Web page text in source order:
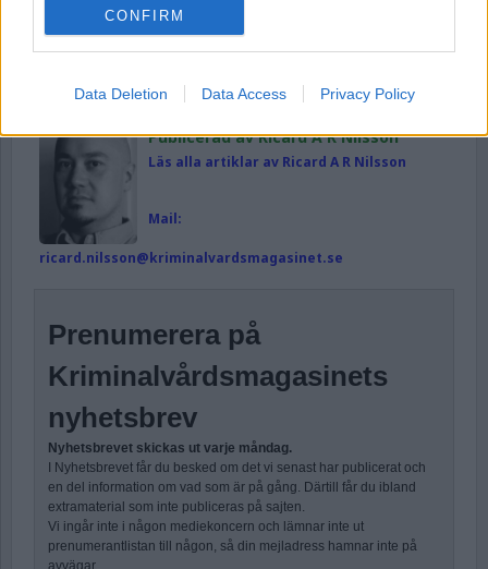
CONFIRM
Data Deletion Data Access Privacy Policy
Publicerad2026-06-01
Ämnesord:Anstalten Hall,Anstalten Skännninge,
frimärken Frimärksförbud Hallanstalten, JO
Skänningeanstalten
Publicerad av Ricard A R Nilsson
Läs alla artiklar av Ricard A R Nilsson
Mail:
ricard.nilsson@kriminalvardsmagasinet.se
Prenumerera på
Kriminalvårdsmagasinets
nyhetsbrev
Nyhetsbrevet skickas ut varje måndag.
I Nyhetsbrevet får du besked om det vi senast har publicerat och
en del information om vad som är på gång. Därtill får du ibland
extramaterial som inte publiceras på sajten.
Vi ingår inte i någon mediekoncern och lämnar inte ut
prenumerantlistan till någon, så din mejladress hamnar inte på
avvägar.